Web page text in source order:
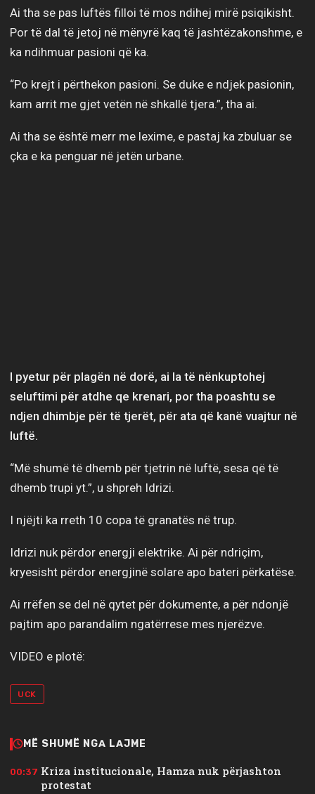
Ai tha se pas luftës filloi të mos ndihej mirë psiqikisht.
Por të dal të jetoj në mënyrë kaq të jashtëzakonshme, e
ka ndihmuar pasioni që ka.
“Po krejt i përthekon pasioni. Se duke e ndjek pasionin,
kam arrit me gjet vetën në shkallë tjera.”, tha ai.
Ai tha se është merr me lexime, e pastaj ka zbuluar se
çka e ka penguar në jetën urbane.
I pyetur për plagën në dorë, ai la të nënkuptohej
seluftimi për atdhe qe krenari, por tha poashtu se
ndjen dhimbje për të tjerët, për ata që kanë vuajtur në
luftë.
“Më shumë të dhemb për tjetrin në luftë, sesa që të
dhemb trupi yt.”, u shpreh Idrizi.
I njëjti ka rreth 10 copa të granatës në trup.
Idrizi nuk përdor energji elektrike. Ai për ndriçim,
kryesisht përdor energjinë solare apo bateri përkatëse.
Ai rrëfen se del në qytet për dokumente, a për ndonjë
pajtim apo parandalim ngatërrese mes njerëzve.
VIDEO e plotë:
UCK
MË SHUMË NGA LAJME
00:37 Kriza institucionale, Hamza nuk përjashton
protestat